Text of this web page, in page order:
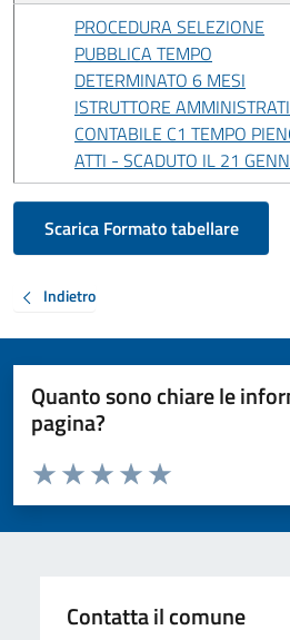
PROCEDURA SELEZIONE
PUBBLICA TEMPO
DETERMINATO 6 MESI
ISTRUTTORE
CONTABILE C1 TEMPO
ATTI - SCADUTO IL 21
Scarica Formato tabellare
Indietro
Quanto sono chiare le
pagina?
Valuta da 1 a 5 stelle la pagina
Valuta 5 stelle su 5
Valuta 4 stelle su 5
Valuta 3 stelle su 5
Valuta 2 stelle su 5
Valuta 1 stelle su 5
Contatta il comune